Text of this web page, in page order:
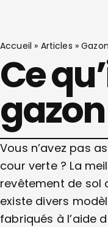
Accueil » Articles »
Ce
Vous n’avez pas
cour verte ? La
revêtement de sol
existe divers
fabriqués à l’aide